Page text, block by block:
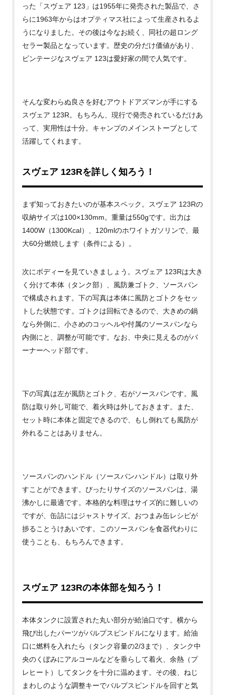
った「スヴェア 123 」は1955年に発売された製品で、さ
らに1963年からはオプティマス社によって生産されるよ
うになりました。その後は今なお続く、同社の超ロング
セラー製品となっています。歴史の分だけ価値があり、
ビンテージなスヴェア 123は愛好家の間で人気です。
そんな変わらぬ良さを好むアウトドアズマンが手にする
スヴェア 123R。もちろん、現行で発売されているだけあ
って、実用性は十分。キャンプのメインストーブとして
活躍してくれます。
スヴェア 123Rを詳しく知ろう！
まず知っておきたいのが基本スペック。スヴェア 123Rの
収納サイズは100×130mm。重量は550gです。出力は
1400W（1300Kcal）、120mlのホワイトガソリンで、 最
大60分燃焼します（条件による）。
次にボディーを見ていきましょう。スヴェア 123Rは大き
く分けて本体（タンク部）、風防兼ゴトク、ソースパン
で構成されます。下の写真は本体に風防とゴトクをセッ
トした状態です。ゴトクは回転できるので、大きめの鍋
なら外側に、小さめのコッヘルや付属のソースパンなら
内側にと、調整が可能です。なお、中央に見えるのがバ
ーナーヘッド部です。
下の写真は左が風防とゴトク、右がソースパンです。風
防は取り外し可能で、着火時は外しておきます。また、
セット時に本体と固定できるので、もし倒れても風防が
外れることはありません。
ソースパンのハンドル（ソースパンハンドル）は取り外
すことができます。ぴったりサイズのソースパンは、湯
沸かしに最適です。本格的な料理はサイズ的に難しいの
ですが、缶詰にはジャストサイズ。おつまみ缶レシピが
捗ることうけあいです。このソースパンを食器代わりに
使うことも、もちろんできます。
スヴェア 123Rの本体部を知ろう！
本体タンクに設置された丸い部分が給油口です。横から
飛び出したパーツがバルプスピンドルになります。給油
口に燃料を入れたら（タンク容量の2/3まで）、タンク中
央のくぼみにアルコールなどを垂らして着火、余熱（プ
レヒート）してタンクを十分に温めます。その後、ねじ
まわしのような調整キーでバルプスピンドルを回すと気